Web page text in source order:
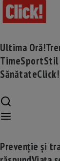
Ultima Oră!
TimeSportStil
Sănătate
Prevenție și